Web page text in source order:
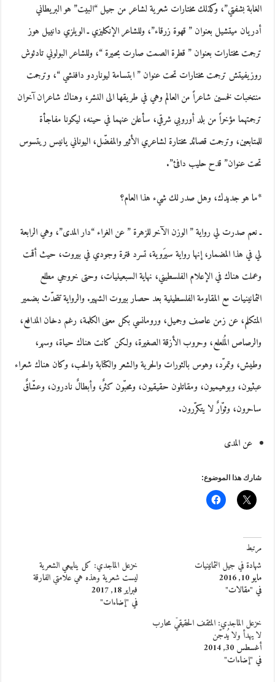
الغابة بشفتي”، وكذلك مختارات شعرية لشاعر من جيل “البيت” هو البريطاني
أدريان ميتشيل بعنوان ” قهوة زرقاء”، وللشاعر الإنكليزي ـ الويلزي دانييل هوز
ترجمت مختارات بعنوان ” قطرة الصمت صارت بحيرة “، وللشاعر البولوني تادئوش
روزيفيتش ترجمت مختارات تحت عنوان ” ابتسامة ليوناردو دافنشي “، وترجمت
منتخبات لخمسين شاعراً من العالم وهي في طريقها الى النشر، وهناك شاعران آخران
ترجمتهما مؤخراً من بلد أوروبي شرقي، سأعلن عنهما في حينه، ليكونا مفاجأة
للمتابعين، وترجمت قصائد مختارة لشاعري الأثير والمفضّل، اليوناني يانيس ريتسوس
تحت عنوان” قدح حليب دافئ”.
*ما هو جديدك، وهل صدر لك شيء هذا العام؟
ـ نعم صدرت لي رواية ” الوزن الآخر للزهرة ” عن الغراء “دار المدى”، وهي الرابعة
لي في هذا المضمار، إنها رواية سيرَوية، تسرد فترة وجودي في بيروت، حيث أقمت
وعملت هناك في الإعلام الفلسطيني، نهاية السبعينيات، وحتى خروجي مطلع
الثمانينيات مع المقاومة الفلسطينية بعد حصار بيروت الشهير. والرواية تتحدّث بضمير
المتكلم، عن زمن عاصف وجميل، ورومانسي بكل معنى الكلمة، رغم دخان المدافع،
والرصاص المُلعلع، وحروب الأزقة الصغيرة، ولكن كانت هناك حياة، وسهر،
وطيش، وتمرّد، وهوس بالثورات والحرية والشعر والكتابة والحب، وكان هناك شعراء
عبثيون، وبوهيميون، ومقاتلون حقيقيون، ومحبّون كثرٌ، وأبطالٌ نادرون، وعشّاقٌ
ساحرون، وثوّارٌ لا يتكرّرون.
عن المدى
شارك هذا الموضوع:
مرتبط
شهادة في جيل الثمانينيات
مايو 10, 2016
في "مقالات"
خزعل الماجدي: كل ينابيعي الشعرية
ليست شعرية وهذه هي علامتي الفارقة
فبراير 18, 2017
في "إضاءات"
خزعل الماجدي: المثقف الحقيقيّ محارب
لا يهدأ ولا يُدجّن
أغسطس 30, 2014
في "إضاءات"